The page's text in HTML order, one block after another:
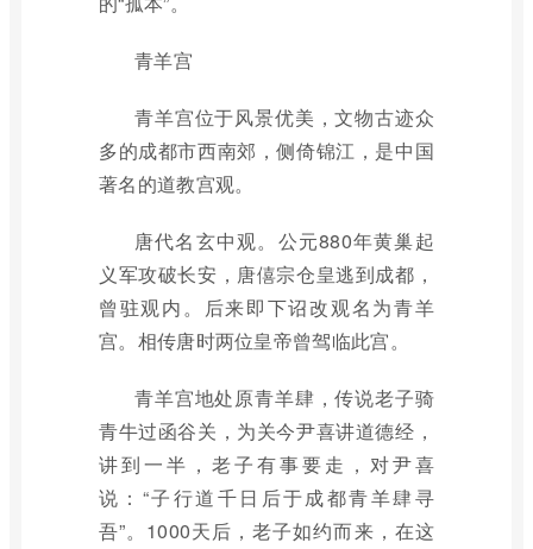
青羊宫
青羊宫位于风景优美，文物古迹众
多的成都市西南郊，侧倚锦江，是中国
著名的道教宫观。
唐代名玄中观。公元880年黄巢起
义军攻破长安，唐僖宗仓皇逃到成都，
曾驻观内。后来即下诏改观名为青羊
宫。相传唐时两位皇帝曾驾临此宫。
青羊宫地处原青羊肆，传说老子骑
青牛过函谷关，为关今尹喜讲道德经，
讲到一半，老子有事要走，对尹喜
说：“子行道千日后于成都青羊肆寻
吾”。1000天后，老子如约而来，在这